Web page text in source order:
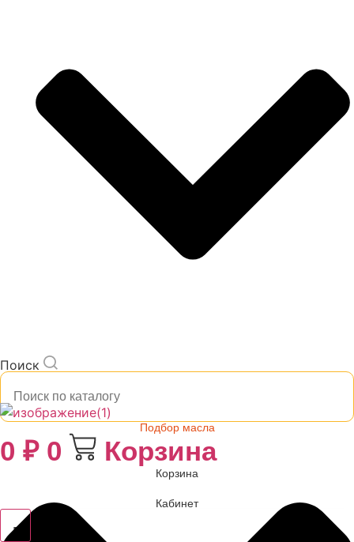
Поиск
Подбор масла
0 ₽ 0 Корзина
Корзина
Кабинет